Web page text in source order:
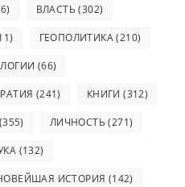
ВЛАСТЬ (302)
ГЕОПОЛИТИКА(210)
(66)
(241) КНИГИ (312)
(355) ЛИЧНОСТЬ (271)
(132)
ИСТОРИЯ (142)